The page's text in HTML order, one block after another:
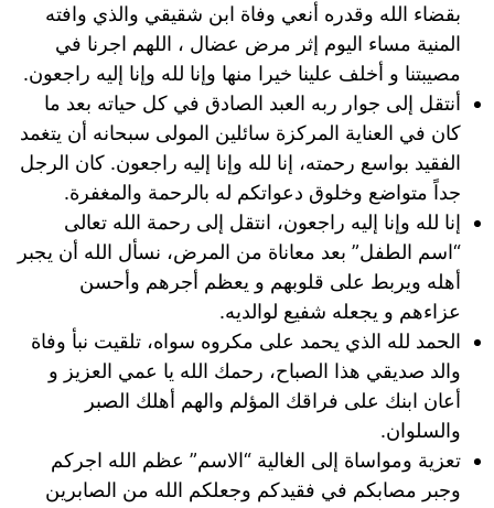
بقضاء الله وقدره أنعي وفاة ابن شقيقي والذي وافته
المنية مساء اليوم إثر مرض عضال ، اللهم اجرنا في
مصيبتنا و أخلف علينا خيرا منها وإنا لله وإنا إليه راجعون.
أنتقل إلى جوار ربه العبد الصادق في كل حياته بعد ما
كان في العناية المركزة سائلين المولى سبحانه أن يتغمد
الفقيد بواسع رحمته، إنا لله وإنا إليه راجعون. كان الرجل
جداً متواضع وخلوق دعواتكم له بالرحمة والمغفرة.
إنا لله وإنا إليه راجعون، انتقل إلى رحمة الله تعالى
“اسم الطفل” بعد معاناة من المرض، نسأل الله أن يجبر
أهله ويربط على قلوبهم و يعظم أجرهم وأحسن
عزاءهم و يجعله شفيع لوالديه.
الحمد لله الذي يحمد على مكروه سواه، تلقيت نبأ وفاة
والد صديقي هذا الصباح، رحمك الله يا عمي العزيز و
أعان ابنك على فراقك المؤلم والهم أهلك الصبر
والسلوان.
تعزية ومواساة إلى الغالية “الاسم” عظم الله اجركم
وجبر مصابكم في فقيدكم وجعلكم الله من الصابرين